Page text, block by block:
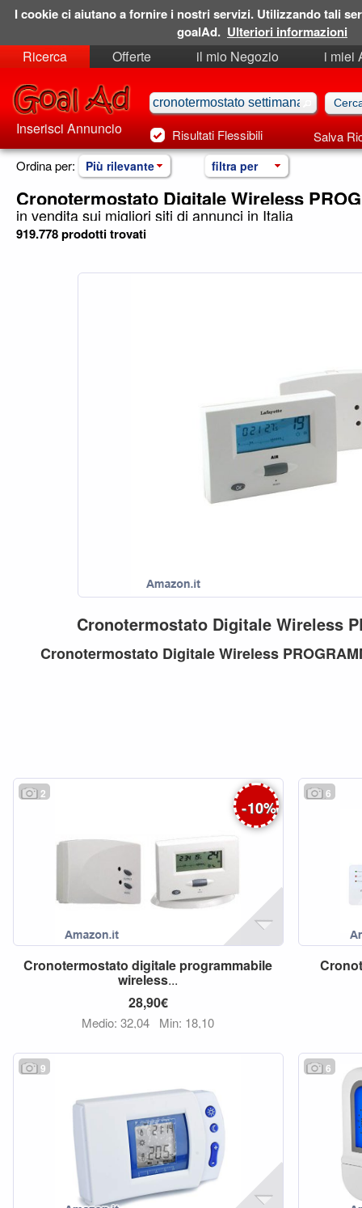
Ricerca Offerte il mio Negozio
i miei
Risultati Flessibili Salva
Inserisci Annuncio
Ordina per: Più rilevante filtra per
Cronotermostato Digitale Wireless
in vendita sui migliori siti di annunci in Italia
919.778 prodotti trovati
Cronotermostato Digitale Wireless
Cronotermostato DigitaleWireless
2
-10%
Cronotermostato digitale programmabile
wireless...
28,90€
Medio: 32,04 Min: 18,10
6
9 6
I cookie ci aiutano a fornire i nostri servizi. Utilizzando tali
goalAd. Ulteriori informazioni